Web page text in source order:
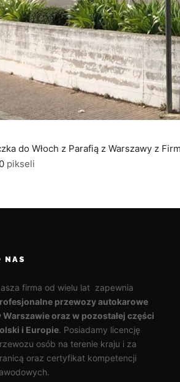
do Włoch z Parafią z Warszawy z
pikseli
NAS
firma od wielu lat zapewnia
przewozy autokarowe
Warszawie oraz w pozostałej części
i Europie. Posiadamy licencję
osób na terenie kraju i za
oraz certyfikat kompetencji